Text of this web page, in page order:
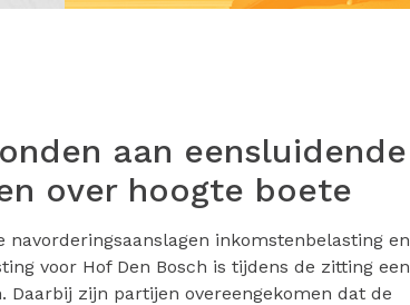
aan eensluidende
over hoogte boete
navorderingsaanslagen inkomstenbelasting en
voor Hof Den Bosch is tijdens de zitting een
zijn partijen overeengekomen dat de